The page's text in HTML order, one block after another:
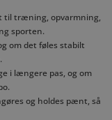
til træning, opvarmning,
sporten.
om det føles stabilt
i længere pas, og om
og holdes pænt, så